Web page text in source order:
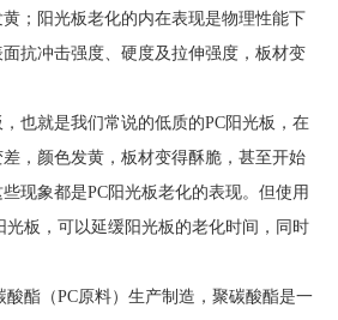
；阳光板老化的内在表现是物理性能下
抗冲击强度、硬度及拉伸强度，板材变
也就是我们常说的低质的PC阳光板，在
，颜色发黄，板材变得酥脆，甚至开始
现象都是PC阳光板老化的表现。但使用
光板，可以延缓阳光板的老化时间，同时
酸酯（PC原料）生产制造，聚碳酸酯是一